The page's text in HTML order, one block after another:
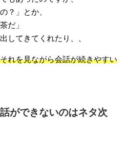
？」とか、
だ」
してきてくれたり、、
れを見ながら会話が続きやすい
ができないのはネタ次